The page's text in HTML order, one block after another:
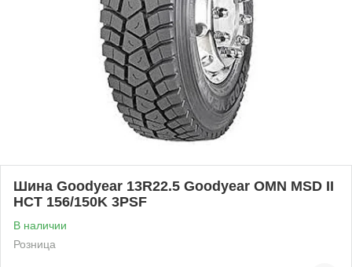
Шина Goodyear 13R22.5 Goodyear OMN MSD II
HCT 156/150K 3PSF
В наличии
Розница